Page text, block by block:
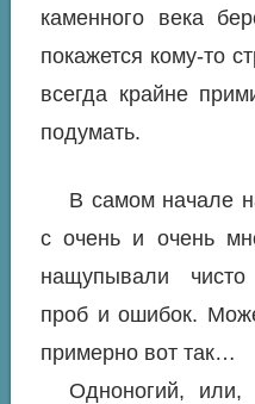
каменного века
покажется кому-то
всегда крайне
подумать.
В самом начале
с очень и очень
нащупывали
проб и ошибок.
примерно вот так…
Одноногий,